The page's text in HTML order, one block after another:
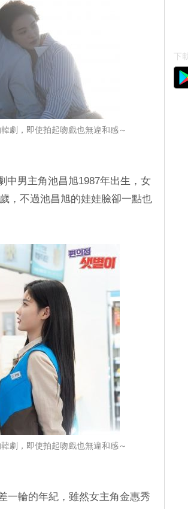
劇，即使拍起吻戲也無違和感～
中男主角池昌旭1987年出生，女
，不過池昌旭的娃娃臉卻一點也
劇，即使拍起吻戲也無違和感～
一輪的年紀，雖然女主角金惠秀
下